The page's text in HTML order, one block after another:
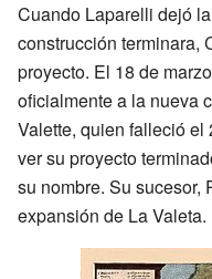
Cuando Laparelli dejó
construcción terminara,
proyecto. El 18 de
oficialmente a la nueva
Valette, quien falleció el
ver su proyecto
su nombre. Su sucesor,
expansión de La Valeta.